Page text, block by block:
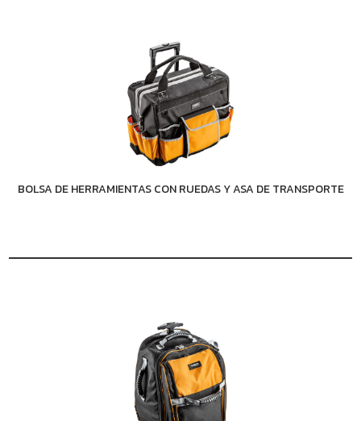
BOLSA DE HERRAMIENTAS CON RUEDAS Y ASA DE TRANSPORTE